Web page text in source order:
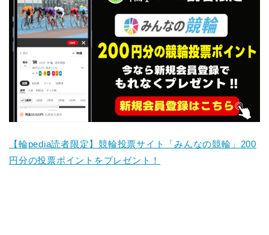
【輪pedia読者限定】競輪投票サイト「みんなの競輪」200
円分の投票ポイントをプレゼント！